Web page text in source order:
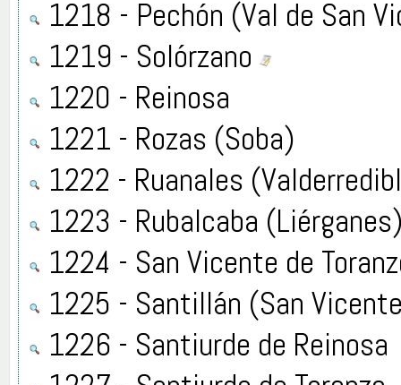
1218 - Pechón (Val de San
1219 - Solórzano
1220 - Reinosa
1221 - Rozas (Soba)
1222 - Ruanales
1223 - Rubalcaba
1224 - San Vicente de
1225 - Santillán (San
1226 - Santiurde de Reinosa